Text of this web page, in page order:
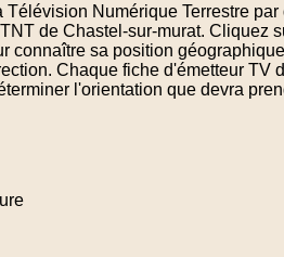
Numérique Terrestre par
de Chastel-sur-murat. Cliquez
connaître sa position
Chaque fiche d'émetteur TV
l'orientation que devra